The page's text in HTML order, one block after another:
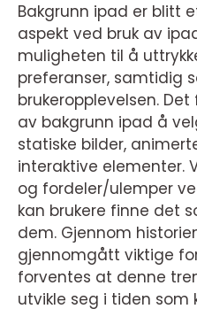
Bakgrunn ipad er blitt
aspekt ved bruk av
muligheten til å
preferanser, samtidig
brukeropplevelsen.
av bakgrunn ipad å
statiske bilder,
interaktive elementer.
og fordeler/ulemper
kan brukere finne det
dem. Gjennom
gjennomgått viktige
forventes at denne
utvikle seg i tiden som